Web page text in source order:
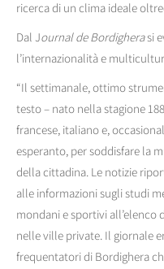
ricerca di un clima ideale
Dal Journal de Bordigherasi
l’internazionalità e
“Il settimanale, ottimo
testo – nato nella stagione
francese, italiano e,
esperanto, per soddisfare la
della cittadina. Le notizie
alle informazioni sugli studi
mondani e sportivi
nelle ville private. Il giornale
frequentatori di Bordighera